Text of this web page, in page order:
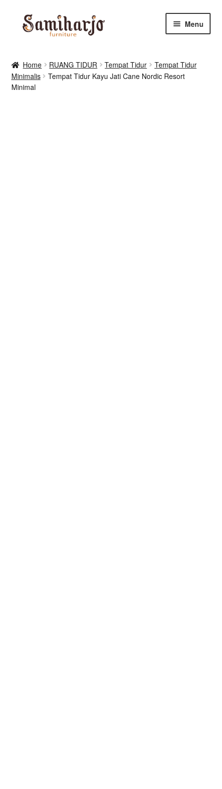
Skip
Skip
Menu
RUANG MAKAN & DAPUR
Home RUANG TIDUR Tempat Tidur
Tempat Tidur
Minimalis
Tempat Tidur Kayu Jati Cane Nordic Resort
Minimal